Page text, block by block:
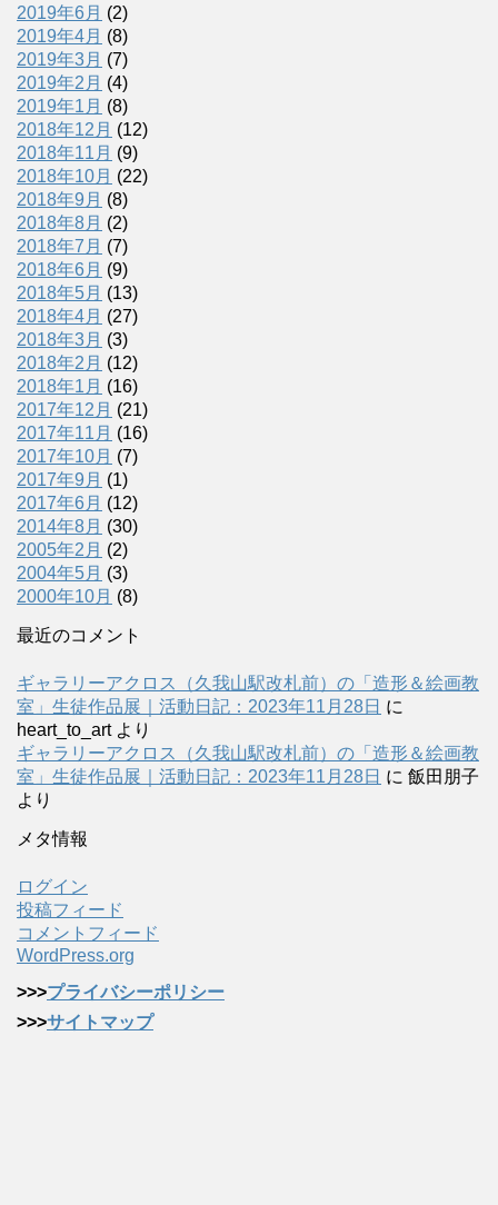
2019年6月 (2)
2019年4月 (8)
2019年3月 (7)
2019年2月 (4)
2019年1月 (8)
2018年12月 (12)
2018年11月 (9)
2018年10月 (22)
2018年9月 (8)
2018年8月 (2)
2018年7月 (7)
2018年6月 (9)
2018年5月 (13)
2018年4月 (27)
2018年3月 (3)
2018年2月 (12)
2018年1月 (16)
2017年12月 (21)
2017年11月 (16)
2017年10月 (7)
2017年9月 (1)
2017年6月 (12)
2014年8月 (30)
2005年2月 (2)
2004年5月 (3)
2000年10月 (8)
最近のコメント
ギャラリーアクロス（久我山駅改札前）の「造形＆絵画教
室」生徒作品展｜活動日記：2023年11月28日 に
heart_to_artより
ギャラリーアクロス（久我山駅改札前）の「造形＆絵画教
室」生徒作品展｜活動日記：2023年11月28日 に 飯田朋子
より
メタ情報
ログイン
投稿フィード
コメントフィード
WordPress.org
>>>プライバシーポリシー
>>>サイトマップ